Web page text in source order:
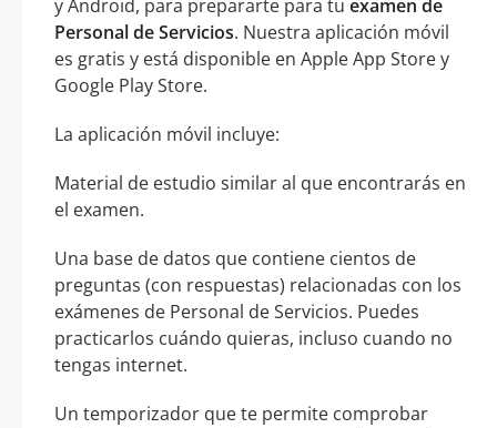
y Android, para prepararte para tu examen de
Personal de Servicios. Nuestra aplicación móvil
es gratis y está disponible en Apple App Store y
Google Play Store.
La aplicación móvil incluye:
Material de estudio similar al que encontrarás en
el examen.
Una base de datos que contiene cientos de
preguntas (con respuestas) relacionadas con los
exámenes de Personal de Servicios. Puedes
practicarlos cuándo quieras, incluso cuando no
tengas internet.
Un temporizador que te permite comprobar